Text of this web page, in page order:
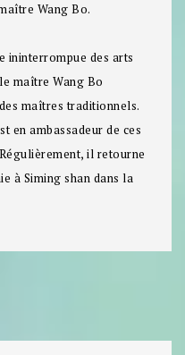
Wang Bo.
ininterrompue des arts
maître Wang Bo
maîtres traditionnels.
en ambassadeur de ces
il retourne
à Siming shan dans la